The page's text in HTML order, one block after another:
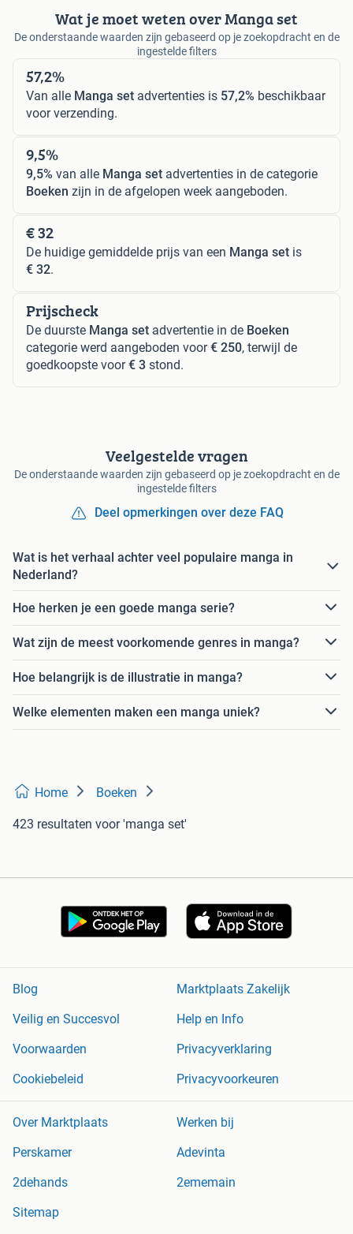
Wat je moet weten over Manga set
De onderstaande waarden zijn gebaseerd op je zoekopdracht en de
ingestelde filters
57,2%
Van alle Manga set advertenties is 57,2% beschikbaar
voor verzending.
9,5%
9,5% van alle Manga set advertenties in de categorie
Boeken zijn in de afgelopen week aangeboden.
€ 32
De huidige gemiddelde prijs van een Manga set is
€ 32.
Prijscheck
De duurste Manga set advertentie in de Boeken
categorie werd aangeboden voor€ 250, terwijl de
goedkoopste voor€ 3 stond.
Veelgestelde vragen
De onderstaande waarden zijn gebaseerd op je zoekopdracht en de
ingestelde filters
Deel opmerkingen over deze FAQ
Wat is het verhaal achter veel populaire manga in
Nederland?
Hoe herken je een goede manga serie?
Wat zijn de meest voorkomende genres in manga?
Hoe belangrijk is de illustratie in manga?
Welke elementen maken een manga uniek?
Home Boeken
423 resultaten voor 'manga set'
Blog
Marktplaats Zakelijk
Veilig en Succesvol
Help en Info
Voorwaarden
Privacyverklaring
Cookiebeleid
Privacyvoorkeuren
Over Marktplaats
Werken bij
Perskamer
Adevinta
2dehands
2ememain
Sitemap